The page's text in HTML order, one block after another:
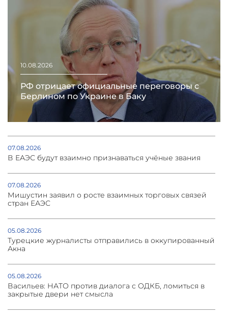
10.08.2026
РФ отрицает официальные переговоры с
Берлином по Украине в Баку
07.08.2026
В ЕАЭС будут взаимно признаваться учёные звания
07.08.2026
Мишустин заявил о росте взаимных торговых связей
стран ЕАЭС
05.08.2026
Турецкие журналисты отправились в оккупированный
Акна
05.08.2026
Васильев: НАТО против диалога с ОДКБ, ломиться в
закрытые двери нет смысла